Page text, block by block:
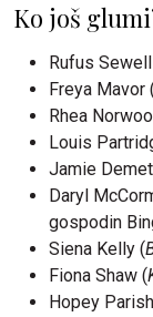
Ko još
Rufus
Freya Mavor (
Rhea
Louis
Jamie
Daryl
gospodin
Siena Kelly (
Fiona Shaw (
Hopey